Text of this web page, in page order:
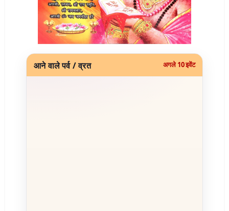
आने वाले पर्व / व्रत अगले 10 इवेंट